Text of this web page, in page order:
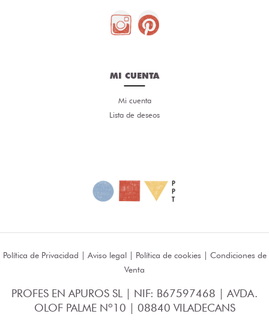
MI CUENTA
Mi cuenta
Lista de deseos
Política de Privacidad | Aviso legal| Política de cookies | Condiciones de
Venta
PROFES EN APUROS SL | NIF: B67597468 | AVDA.
OLOF PALME Nº10 | 08840 VILADECANS